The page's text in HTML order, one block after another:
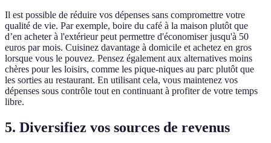
Il est possible de réduire vos dépenses sans compromettre votre
qualité de vie. Par exemple, boire du café à la maison plutôt que
d’en acheter à l'extérieur peut permettre d'économiser jusqu'à 50
euros par mois. Cuisinez davantage à domicile et achetez en gros
lorsque vous le pouvez. Pensez également aux alternatives moins
chères pour les loisirs, comme les pique-niques au parc plutôt que
les sorties au restaurant. En utilisant cela, vous maintenez vos
dépenses sous contrôle tout en continuant à profiter de votre temps
libre.
5. Diversifiez vos sources de revenus